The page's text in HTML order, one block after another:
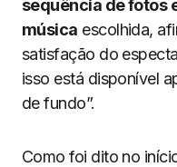
sequência de fotos
música escolhida,
satisfação do
isso está disponível
de fundo”.
Como foi dito no